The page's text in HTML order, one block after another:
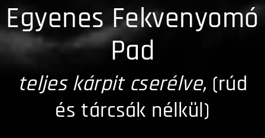
Egyenes Fekvenyomó
Pad
teljes kárpit cserélve, (rúd
és tárcsák nélkül)